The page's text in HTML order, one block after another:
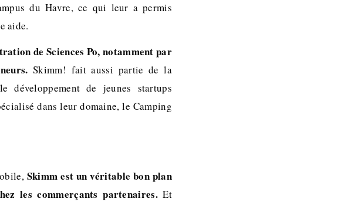
du Havre, ce qui leur a permis
aide.
de Sciences Po, notamment par
Skimm! fait aussi partie de la
développement de jeunes startups
dans leur domaine, le Camping
Skimm est un véritable bon plan
les commerçants partenaires.Et